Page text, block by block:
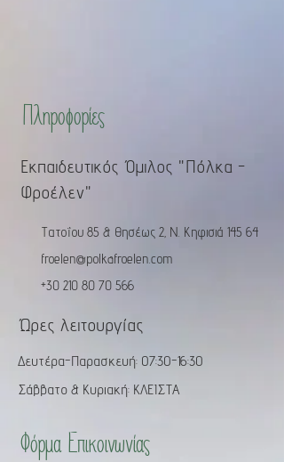
Πληροφορίες
Εκπαιδευτικός Όμιλος "Πόλκα -
Φροέλεν"
Τατοΐου 85 & Θησέως 2, Ν. Κηφισιά 145 64
froelen@polkafroelen.com
+30 210 80 70 566
Ώρες λειτουργίας
Δευτέρα-Παρασκευή: 07:30-16:30
Σάββατο & Κυριακή: ΚΛΕΙΣΤΑ
Φόρμα Επικοινωνίας